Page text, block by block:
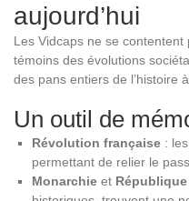
aujourd’hui
Les Vidcaps ne se contentent
témoins des évolutions
des pans entiers de l’histoire
Un outil de
Révolution française :
permettant de relier le
Monarchie et République